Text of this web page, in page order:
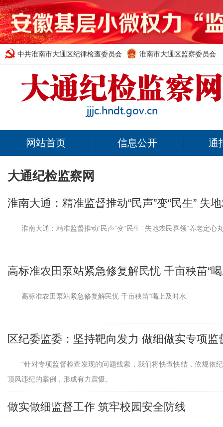
中共淮南市大通区纪律检查委员会 淮南市大通区监察委员会
网站首页 信息公开 通
大通纪检监察网
淮南大通：精准监督推动“民声”变“民生” 失
淮南大通：精准监督推动“民声”变“民生” 失地农民喜领“养老定心
高标准农田泵站紧急修复解民忧 千亩秧苗“
高标准农田泵站紧急修复解民忧 千亩秧苗“喝上及时水”
区纪委监委：坚持靶向发力 做细做实专项监
“针对专项监督检查发现的问题线索，我们将快查快结，依规依
顶风违纪的案例，形成有力震慑。
做实做细监督工作 筑牢校园安全防线